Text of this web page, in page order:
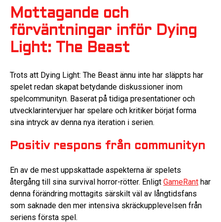
Mottagande och
förväntningar inför Dying
Light: The Beast
Trots att Dying Light: The Beast ännu inte har släppts har
spelet redan skapat betydande diskussioner inom
spelcommunityn. Baserat på tidiga presentationer och
utvecklarintervjuer har spelare och kritiker börjat forma
sina intryck av denna nya iteration i serien.
Positiv respons från communityn
En av de mest uppskattade aspekterna är spelets
återgång till sina survival horror-rötter. Enligt GameRant har
denna förändring mottagits särskilt väl av långtidsfans
som saknade den mer intensiva skräckupplevelsen från
seriens första spel.